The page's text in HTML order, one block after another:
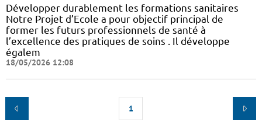
Développer durablement les formations sanitaires
Notre Projet d’Ecole a pour objectif principal de
former les futurs professionnels de santé à
l’excellence des pratiques de soins . Il développe
égalem
18/05/2026 12:08
1